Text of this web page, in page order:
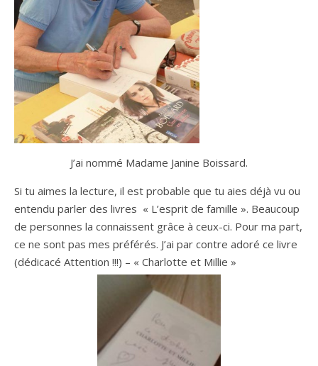
J’ai nommé Madame Janine Boissard.
Si tu aimes la lecture, il est probable que tu aies déjà vu ou
entendu parler des livres « L’esprit de famille ». Beaucoup
de personnes la connaissent grâce à ceux-ci. Pour ma part,
ce ne sont pas mes préférés. J’ai par contre adoré ce livre
(dédicacé Attention !!!) – « Charlotte et Millie »